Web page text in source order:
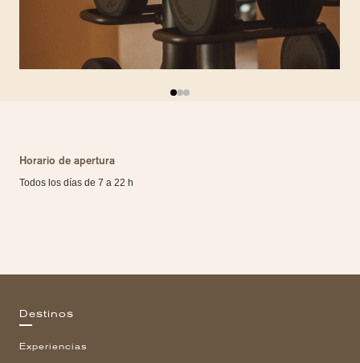
Horario de apertura
Todos los días de 7 a 22 h
Destinos
Experiencias